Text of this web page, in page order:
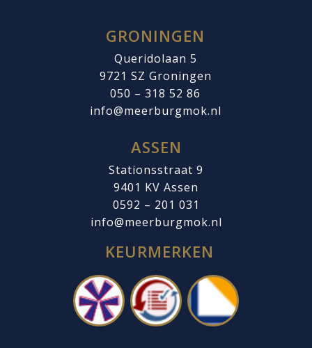
GRONINGEN
Queridolaan 5
9721 SZ Groningen
050 – 318 52 86
info@meerburgmok.nl
ASSEN
Stationsstraat 9
9401 KV Assen
0592 – 201 031
info@meerburgmok.nl
KEURMERKEN